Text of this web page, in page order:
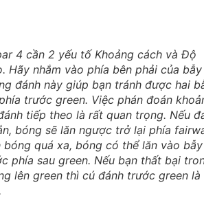
4 cần 2 yếu tố Khoảng cách và Độ
Hãy nhắm vào phía bên phải của
đánh này giúp bạn tránh được hai
trước green. Việc phán đoán
tiếp theo là rất quan trọng. Nếu
bóng sẽ lăn ngược trở lại phía
bóng quá xa, bóng có thể lăn vào
phía sau green. Nếu bạn thất bại
lên green thì cú đánh trước green là